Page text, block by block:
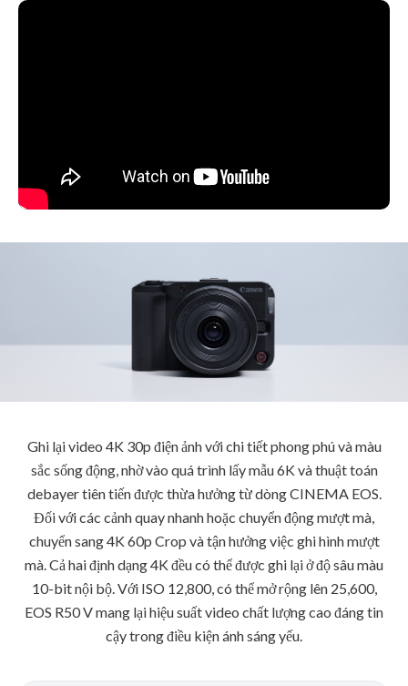
Ghi lại video 4K 30p điện ảnh với chi tiết phong phú và màu
sắc sống động, nhờ vào quá trình lấy mẫu 6K và thuật toán
debayer tiên tiến được thừa hưởng từ dòng CINEMA EOS.
Đối với các cảnh quay nhanh hoặc chuyển động mượt mà,
chuyển sang 4K 60p Crop và tận hưởng việc ghi hình mượt
mà. Cả hai định dạng 4K đều có thể được ghi lại ở độ sâu màu
10-bit nội bộ. Với ISO 12,800, có thể mở rộng lên 25,600,
EOS R50 V mang lại hiệu suất video chất lượng cao đáng tin
cậy trong điều kiện ánh sáng yếu.